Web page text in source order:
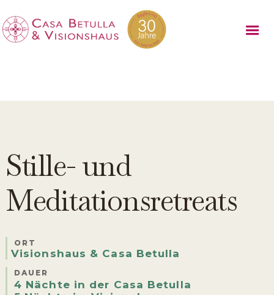
Stille- und
Meditationsretreats
ORT
Visionshaus & Casa Betulla
DAUER
4 Nächte in der Casa Betulla